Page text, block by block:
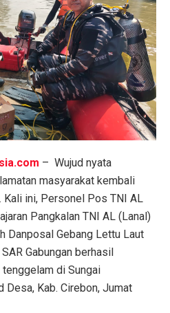
– Wujud nyata
masyarakat kembali
Kali ini, Personel Pos TNI AL
Pangkalan TNI AL (Lanal)
Danposal Gebang Lettu Laut
Gabungan berhasil
di Sungai
Desa, Kab. Cirebon, Jumat